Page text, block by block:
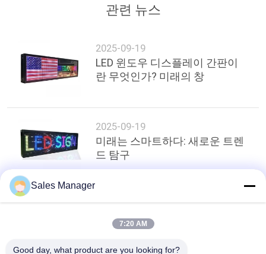
문
을
요
구
하
세
요
사
관련 뉴스
2025-09-19
LED 윈도우 디스플레이 간판이
란 무엇인가? 미래의 창
2025-09-19
미래는 스마트하다: 새로운 트렌
드 탐구
상단
Sales Manager
7:20 AM
Good day, what product are you looking for?